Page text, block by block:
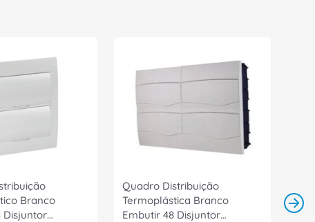
Branco
Disjuntor
Quadro Distribuição
Termoplástica Branco
Embutir 48 Disjuntor